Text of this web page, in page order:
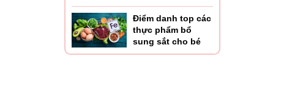
Điểm danh top các
thực phẩm bổ
sung sắt cho bé